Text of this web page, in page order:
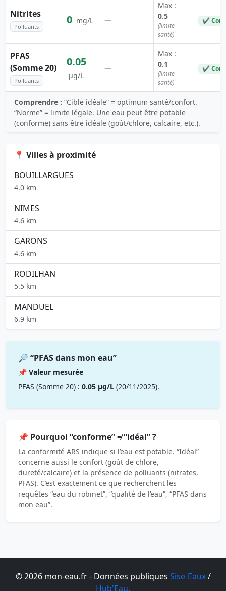
Nitrites
Polluants
0 mg/L —
Max :
0.5
(limite
santé)
✔
PFAS
(Somme 20)
Polluants
0.05
µg/L
—
Max :
0.1
(limite
santé)
✔
Comprendre : “Cible idéale” = optimum santé/confort.
“Norme” = limite légale. Une eau peut être potable
(conforme) sans être idéale (goût/chlore, calcaire, etc.).
📍 Villes à proximité
BOUILLARGUES
4.0 km
NIMES
4.6 km
GARONS
4.6 km
RODILHAN
5.5 km
MANDUEL
6.9 km
🔎 “PFAS dans mon eau”
📌 Valeur mesurée
PFAS (Somme 20) : 0.05 µg/L (20/11/2025).
📌 Pourquoi “conforme” ≠ “idéal” ?
La conformité ARS indique si l’eau est potable. “Idéal”
concerne aussi le confort (goût de chlore,
dureté/calcaire) et la présence de polluants (nitrates,
PFAS). C’est exactement ce que recherchent les
requêtes “eau du robinet”, “qualité de l’eau”, “PFAS dans
mon eau”.
© 2026 mon-eau.fr - Données publiques Sise-Eaux/
Hub'Eau.